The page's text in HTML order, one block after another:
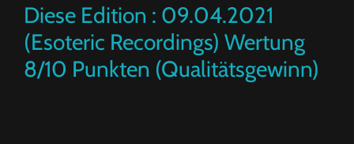
Diese Edition : 09.04.2021
(Esoteric Recordings) Wertung
8/10 Punkten (Qualitätsgewinn)